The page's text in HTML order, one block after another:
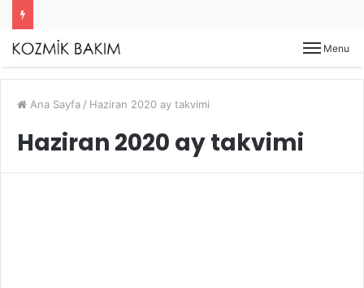
Menu
Ana Sayfa / Haziran 2020 ay takvimi
Haziran 2020 ay takvimi